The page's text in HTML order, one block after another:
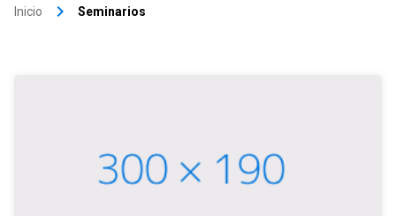
Inicio keyboard_arrow_right Seminarios